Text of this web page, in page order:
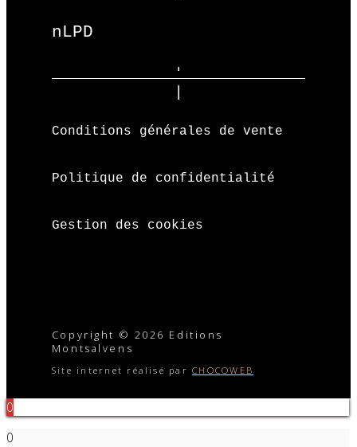
nLPD
Conditions générales de vente
Politique de confidentialité
Gestion des cookies
Copyright © 2026 Editions
Montsalvens
Site internet réalisé parCHOCOWEB
0
0